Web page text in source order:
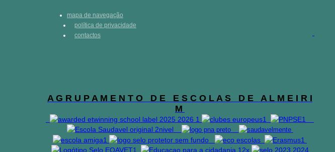
mapa de navegação
política de privacidade
contactos
A G R U P A M E N T O D E E S C O L A S D E A L M E I R I
M